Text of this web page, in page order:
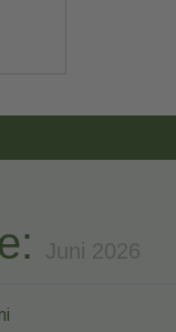
Juni 2026